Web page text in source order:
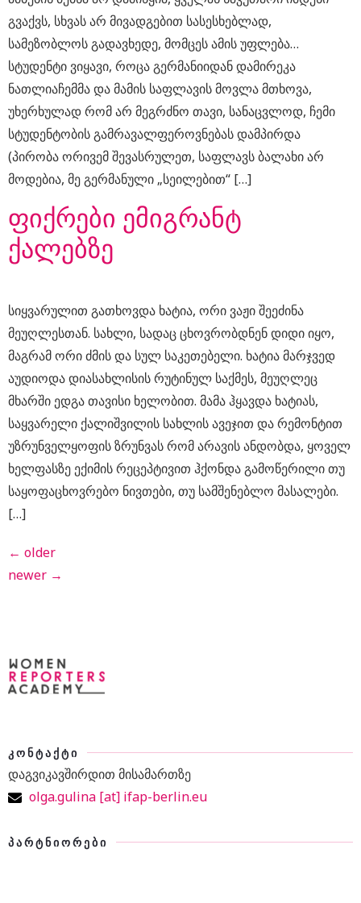
გვაქვს, სხვას არ მივადგებით სასესხებლად,
სამეზობლოს გადავხედე, მომცეს ამის უფლება…
სტუდენტი ვიყავი, როცა გერმანიიდან დამირეკა
ნათლიაჩემმა და მამის საფლავის მოვლა მთხოვა,
უხერხულად რომ არ მეგრძნო თავი, სანაცვლოდ, ჩემი
სტუდენტობის გამრავალფეროვნებას დამპირდა
(პირობა ორივემ შევასრულეთ, საფლავს ბალახი არ
მოდებია, მე გერმანული „სეილებით“ […]
​ფიქრები ემიგრანტ
ქალებზე
სიყვარულით გათხოვდა ხატია, ორი ვაჟი შეეძინა
მეუღლესთან. სახლი, სადაც ცხოვრობდნენ დიდი იყო,
მაგრამ ორი ძმის და სულ საკეთებელი. ხატია მარჯვედ
აუდიოდა დიასახლისის რუტინულ საქმეს, მეუღლეც
მხარში ედგა თავისი ხელობით. მამა ჰყავდა ხატიას,
საყვარელი ქალიშვილის სახლის ავეჯით და რემონტით
უზრუნველყოფის ზრუნვას რომ არავის ანდობდა, ყოველ
ხელფასზე ექიმის რეცეპტივით ჰქონდა გამოწერილი თუ
საყოფაცხოვრებო ნივთები, თუ სამშენებლო მასალები.
[…]
← older
newer →
ᲙᲝᲜᲢᲐᲥᲢᲘ
დაგვიკავშირდით მისამართზე
olga.gulina [at] ifap-berlin.eu
ᲞᲐᲠᲢᲜᲘᲝᲠᲔᲑᲘ